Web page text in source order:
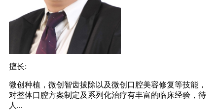
擅长:
微创种植，微创智齿拔除以及微创口腔美容修复等技能，
对整体口腔方案制定及系列化治疗有丰富的临床经验，待
人...